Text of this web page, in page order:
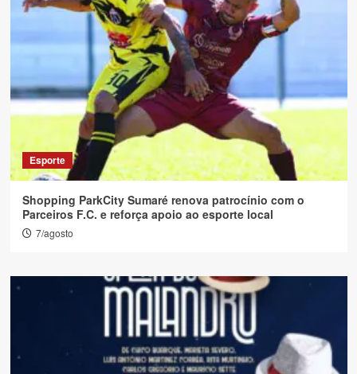
Esporte
Shopping ParkCity Sumaré renova patrocínio com o
Parceiros F.C. e reforça apoio ao esporte local
7/agosto